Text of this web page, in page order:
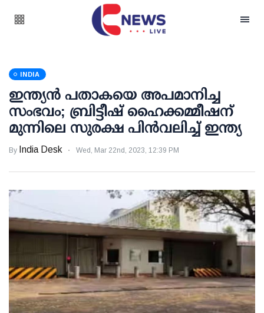
INDIA
ഇന്ത്യന്‍ പതാകയെ അപമാനിച്ച
സംഭവം; ബ്രിട്ടീഷ് ഹൈക്കമ്മീഷന്
മുന്നിലെ സുരക്ഷ പിന്‍വലിച്ച് ഇന്ത്യ
By India Desk Wed, Mar 22nd, 2023, 12:39 PM